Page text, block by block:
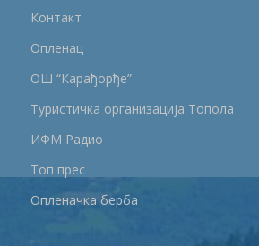
Контакт
Опленац
ОШ “Карађорђе”
Туристичка организација Топола
ИФМ Радио
Топ прес
Опленачка берба